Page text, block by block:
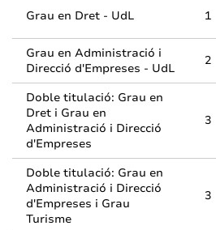
Grau en Dret - UdL 1
Grau en Administració i
Direcció d'Empreses - UdL
2
Doble titulació: Grau en
Dret i Grau en
Administració i Direcció
d'Empreses
3
Doble titulació: Grau en
Administració i Direcció
d'Empreses i Grau
Turisme
3